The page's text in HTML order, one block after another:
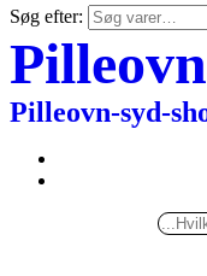
Søg efter:
Pilleovn-syd-